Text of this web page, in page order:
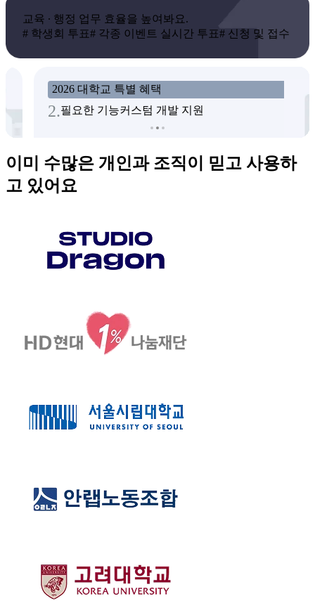
교육 ∙ 행정 업무 효율을 높여봐요.
# 학생회 투표# 각종 이벤트 실시간 투표# 신청 및 접수
2026 대학교 특별 혜택
2.필요한 기능커스텀 개발 지원
이미 수많은 개인과 조직이 믿고 사용하
고 있어요